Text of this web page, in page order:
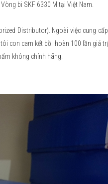
bi SKF 6330 M tại Việt Nam.
Distributor). Ngoài việc cung cấp
con cam kết bồi hoàn 100 lần giá trị
không chính hãng.